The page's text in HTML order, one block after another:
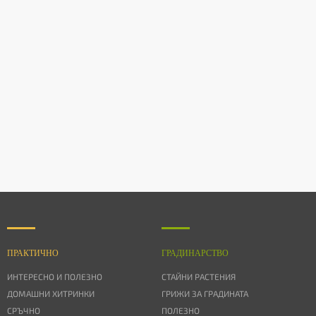
ПРАКТИЧНО
ИНТЕРЕСНО И ПОЛЕЗНО
ДОМАШНИ ХИТРИНКИ
СРЪЧНО
ГРАДИНАРСТВО
СТАЙНИ РАСТЕНИЯ
ГРИЖИ ЗА ГРАДИНАТА
ПОЛЕЗНО